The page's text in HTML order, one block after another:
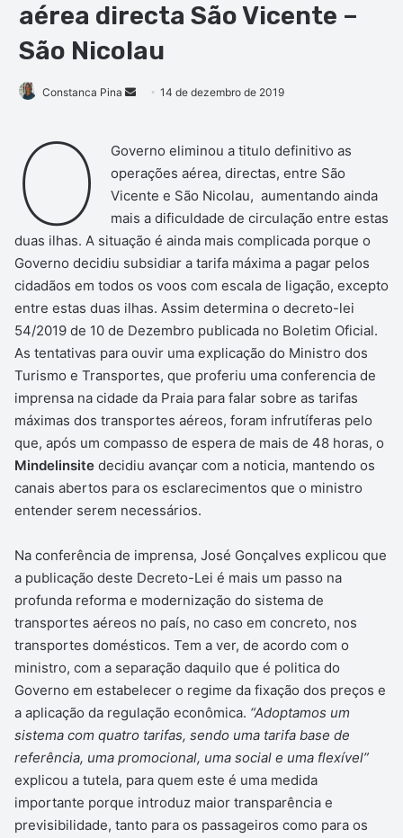
aérea directa São Vicente –
São Nicolau
Constanca Pina
Mande
mail
14 de dezembro de 2019
O
Governo eliminou a titulo definitivo as
operações aérea, directas, entre São
Vicente e São Nicolau, aumentando ainda
mais a dificuldade de circulação entre estas
duas ilhas. A situação é ainda mais complicada porque o
Governo decidiu subsidiar a tarifa máxima a pagar pelos
cidadãos em todos os voos com escala de ligação, excepto
entre estas duas ilhas. Assim determina o decreto-lei
54/2019 de 10 de Dezembro publicada no Boletim Oficial.
As tentativas para ouvir uma explicação do Ministro dos
Turismo e Transportes, que proferiu uma conferencia de
imprensa na cidade da Praia para falar sobre as tarifas
máximas dos transportes aéreos, foram infrutíferas pelo
que, após um compasso de espera de mais de 48 horas, o
Mindelinsite decidiu avançar com a noticia, mantendo os
canais abertos para os esclarecimentos que o ministro
entender serem necessários.
Na conferência de imprensa, José Gonçalves explicou que
a publicação deste Decreto-Lei é mais um passo na
profunda reforma e modernização do sistema de
transportes aéreos no país, no caso em concreto, nos
transportes domésticos. Tem a ver, de acordo com o
ministro, com a separação daquilo que é politica do
Governo em estabelecer o regime da fixação dos preços e
a aplicação da regulação econômica. “Adoptamos um
sistema com quatro tarifas, sendo uma tarifa base de
referência, uma promocional, uma social e uma flexível”
explicou a tutela, para quem este é uma medida
importante porque introduz maior transparência e
previsibilidade, tanto para os passageiros como para os